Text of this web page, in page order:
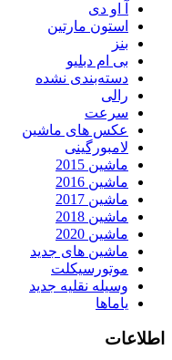
آ او دی
استون مارتین
بنز
بی ام دبلیو
دسته‌بندی نشده
رالی
سرعت
عکس های ماشین
لامبورگینی
ماشین 2015
ماشین 2016
ماشین 2017
ماشین 2018
ماشین 2020
ماشین های جدید
موتورسیکلت
وسیله نقلیه جدید
یاماها
اطلاعات